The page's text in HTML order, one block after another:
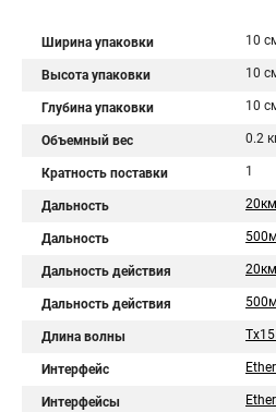
Ширина упаковки 10
Высота упаковки 10
Глубина упаковки 10
Объемный вес 0.2
Кратность поставки 1
Дальность 20км
Дальность 500м
Дальность действия 20км
Дальность действия 500м
Длина волны
Интерфейс
Интерфейсы